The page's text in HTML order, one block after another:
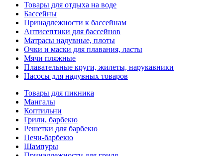
Товары для отдыха на воде
Бассейны
Принадлежности к бассейнам
Антисептики для бассейнов
Матраcы надувные, плоты
Очки и маски для плавания, ласты
Мячи пляжные
Плавательные круги, жилеты, нарукавники
Насосы для надувных товаров
Товары для пикника
Мангалы
Коптильни
Грили, барбекю
Решетки для барбекю
Печи-барбекю
Шампуры